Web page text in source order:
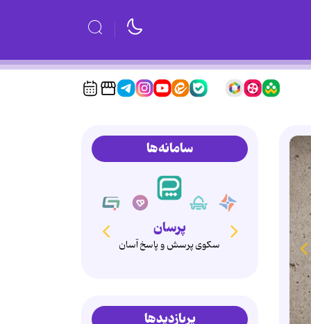
سامانه‌ها
همدم
انتخاب آگاهانه، ازدواج پایدار
پربازدیدها